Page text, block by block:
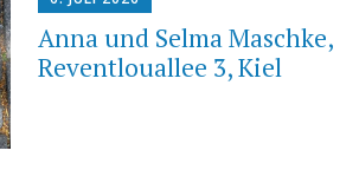
Anna und Selma Maschke,
Reventlouallee 3, Kiel